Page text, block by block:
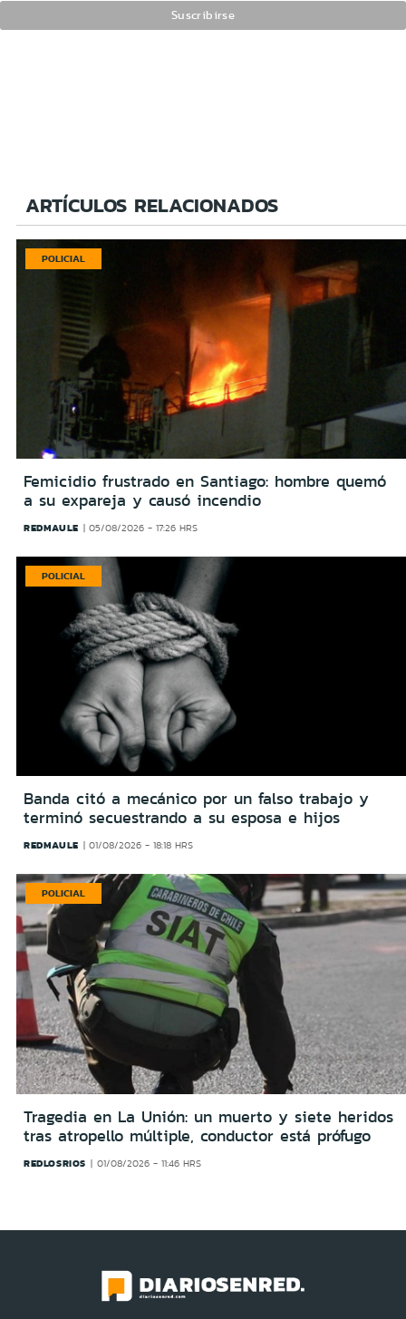
ARTÍCULOS RELACIONADOS
POLICIAL
Femicidio frustrado en Santiago: hombre quemó
a su expareja y causó incendio
REDMAULE 05/08/2026 - 17:26 HRS
POLICIAL
Banda citó a mecánico por un falso trabajo y
terminó secuestrando a su esposa e hijos
REDMAULE 01/08/2026 - 18:18 HRS
POLICIAL
Tragedia en La Unión: un muerto y siete heridos
tras atropello múltiple, conductor está prófugo
REDLOSRIOS 01/08/2026 - 11:46 HRS